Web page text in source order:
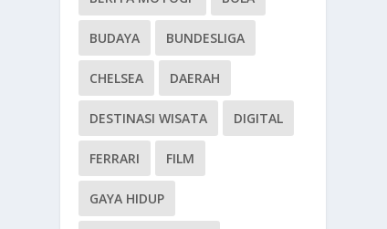
BUDAYA BUNDESLIGA
CHELSEA DAERAH
DESTINASI WISATA DIGITAL
FERRARI FILM
GAYA HIDUP